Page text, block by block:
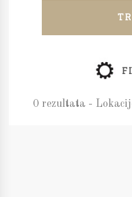
0 rezultata -